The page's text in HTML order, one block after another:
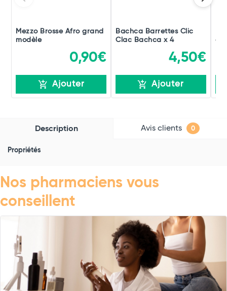
Mezzo Brosse Afro grand
modèle
0,90€
Ajouter
Bachca Barrettes Clic
Clac Bachca x 4
4,50€
Ajouter
Description Avis clients 0
Propriétés
Nos pharmaciens vous
conseillent